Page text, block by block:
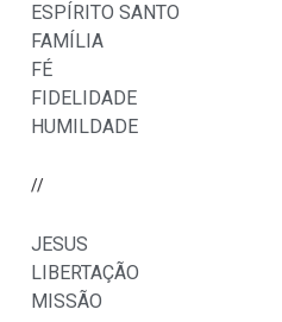
ESPÍRITO SANTO
FAMÍLIA
FÉ
FIDELIDADE
HUMILDADE
//
JESUS
LIBERTAÇÃO
MISSÃO